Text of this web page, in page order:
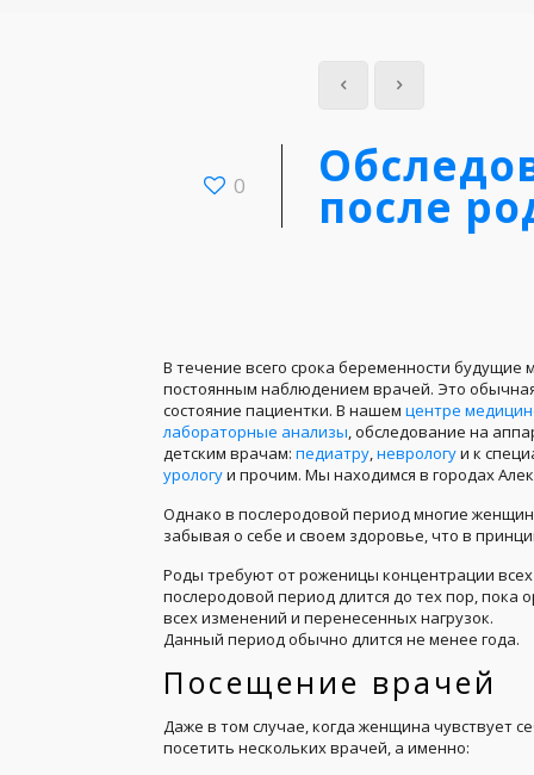
0 после
В течение всего срока беременности
постоянным наблюдением врачей. Это
состояние пациентки. В нашем центре
лабораторные анализы, обследование на
детским врачам: педиатру,неврологуи к
урологуи прочим. Мы находимся в городах
Однако в послеродовой период многие
забывая о себе и своем здоровье, что в
Роды требуют от роженицы концентрации
послеродовой период длится до тех пор, пока
всех изменений и перенесенных нагрузок.
Данный период обычно длится не менее года.
Посещение врачей
Даже в том случае, когда женщина чувствует
посетить нескольких врачей, а именно: